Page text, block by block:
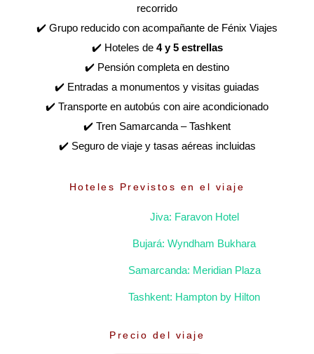
recorrido
✔️ Grupo reducido con acompañante de Fénix Viajes
✔️ Hoteles de 4 y 5 estrellas
✔️ Pensión completa en destino
✔️ Entradas a monumentos y visitas guiadas
✔️ Transporte en autobús con aire acondicionado
✔️ Tren Samarcanda – Tashkent
✔️ Seguro de viaje y tasas aéreas incluidas
Hoteles Previstos en el viaje
Jiva: Faravon Hotel
Bujará: Wyndham Bukhara
Samarcanda: Meridian Plaza
Tashkent: Hampton by Hilton
Precio del viaje